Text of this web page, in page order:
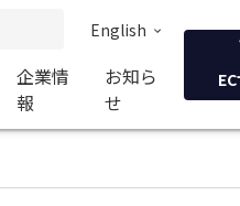
English
企業情
報
お知ら
せ